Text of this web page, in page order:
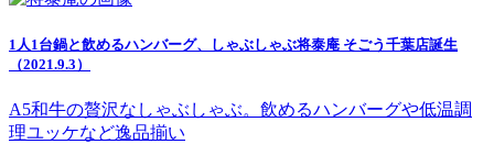
1人1台鍋と飲めるハンバーグ、しゃぶしゃぶ将泰庵 そごう千葉店誕生
（2021.9.3）
A5和牛の贅沢なしゃぶしゃぶ。飲めるハンバーグや低温調
理ユッケなど逸品揃い